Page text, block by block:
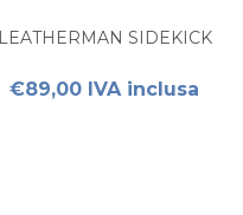
LEATHERMAN SIDEKICK
€89,00 IVA inclusa